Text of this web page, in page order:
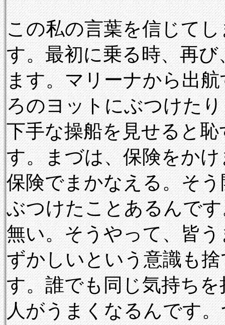
この私の言葉を信じて
す。最初に乗る時、再
ます。マリーナから出
ろのヨットにぶつけた
下手な操船を見せると
す。まづは、保険をか
保険でまかなえる。そ
ぶつけたことあるんで
無い。そうやって、皆
ずかしいという意識も
す。誰でも同じ気持ち
人がうまくなるんです